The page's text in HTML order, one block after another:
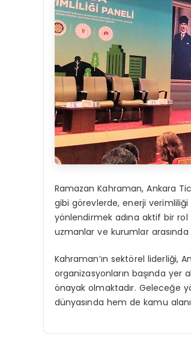
Ramazan Kahraman, Ankara
gibi görevlerde, enerji
yönlendirmek adına aktif bir rol
uzmanlar ve kurumlar
Kahraman’ın sektörel liderliği,
organizasyonların başında
önayak olmaktadır. Geleceğe
dünyasında hem de kamu